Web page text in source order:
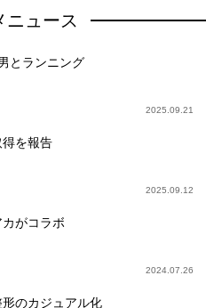
ニュース
とランニング
2025.09.21
を報告
2025.09.12
がコラボ
2024.07.26
のカジュアル化